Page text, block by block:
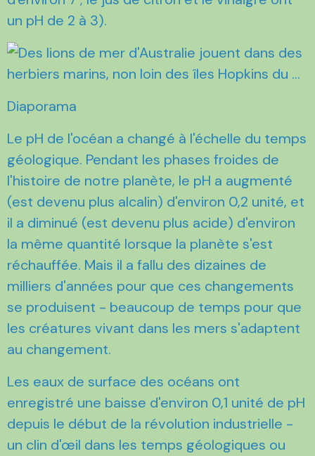
un pH de 2 à 3).
Diaporama
Le pH de l'océan a changé à l'échelle du temps
géologique. Pendant les phases froides de
l'histoire de notre planète, le pH a augmenté
(est devenu plus alcalin) d'environ 0,2 unité, et
il a diminué (est devenu plus acide) d'environ
la même quantité lorsque la planète s'est
réchauffée. Mais il a fallu des dizaines de
milliers d'années pour que ces changements
se produisent - beaucoup de temps pour que
les créatures vivant dans les mers s'adaptent
au changement.
Les eaux de surface des océans ont
enregistré une baisse d'environ 0,1 unité de pH
depuis le début de la révolution industrielle -
un clin d'œil dans les temps géologiques ou